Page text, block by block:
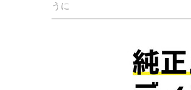
うに